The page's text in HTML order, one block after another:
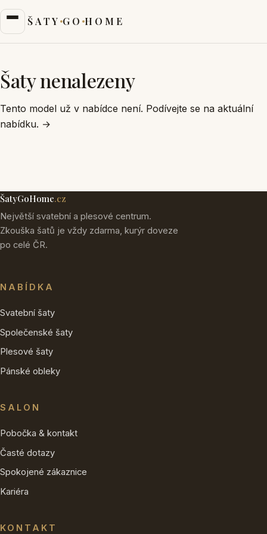
ŠATY GO HOME
Šaty nenalezeny
Tento model už v nabídce není. Podívejte se na aktuální
nabídku. →
ŠatyGoHome.cz
Největší svatební a plesové centrum.
Zkouška šatů je vždy zdarma, kurýr doveze
po celé ČR.
NABÍDKA
Svatební šaty
Společenské šaty
Plesové šaty
Pánské obleky
SALON
Pobočka & kontakt
Časté dotazy
Spokojené zákaznice
Kariéra
KONTAKT